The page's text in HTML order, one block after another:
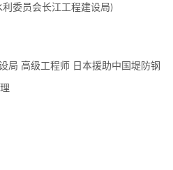
利委员会长江工程建设局)
局 高级工程师 日本援助中国堤防钢